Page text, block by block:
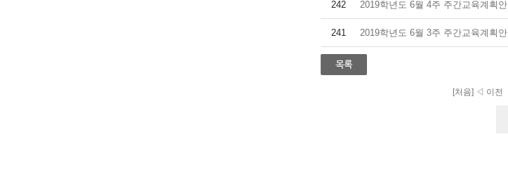
242 2019학년도 6월 4주 주간교육계획안
241 2019학년도 6월 3주 주간교육계획안
[처음] ◁ 이전